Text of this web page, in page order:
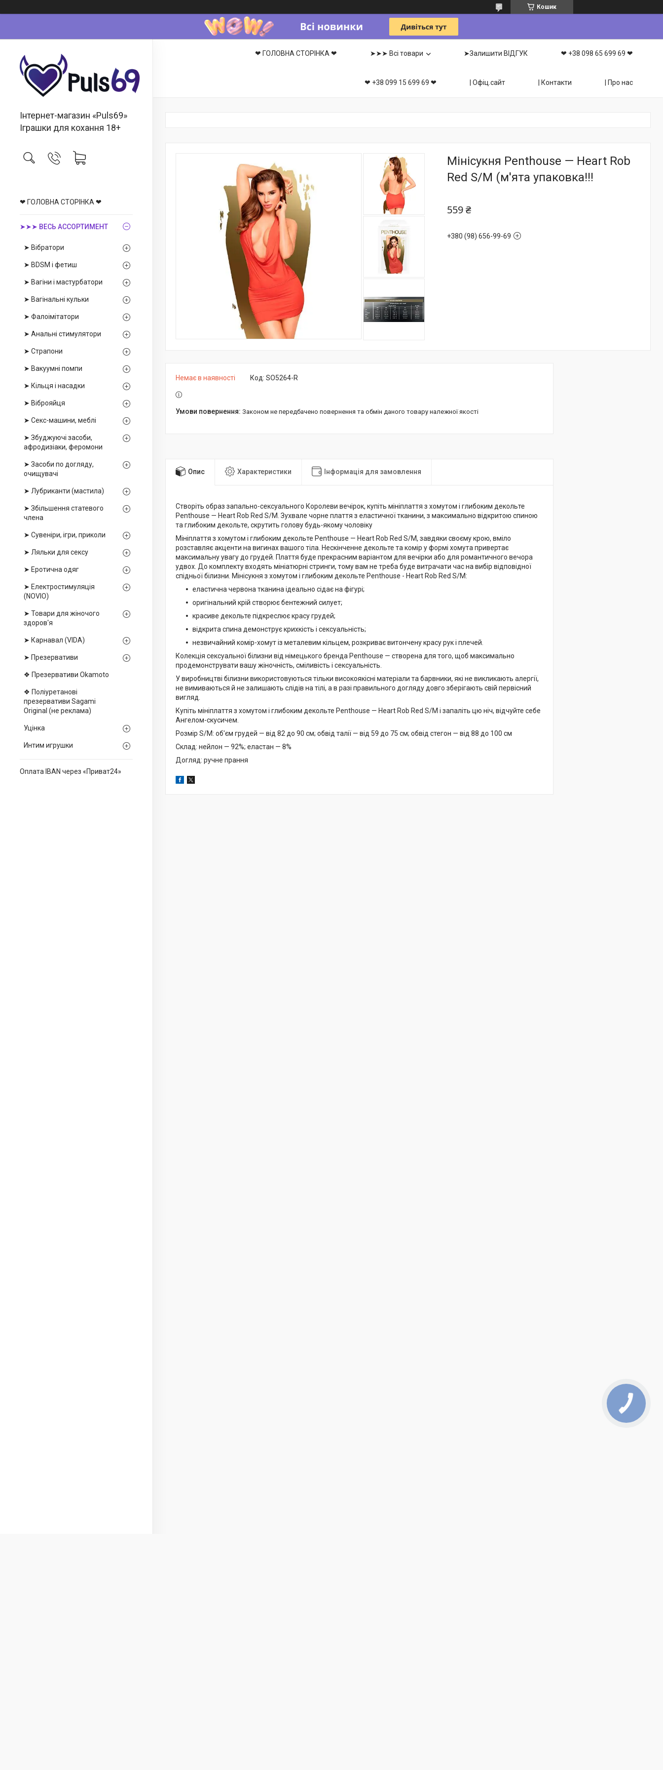
Кошик
Інтернет-магазин «Puls69»
Іграшки для кохання 18+
❤ ГОЛОВНА СТОРІНКА ❤
➤➤➤ ВЕСЬ АССОРТИМЕНТ
➤ Вібратори
➤ BDSM і фетиш
➤ Вагіни і мастурбатори
➤ Вагінальні кульки
➤ Фалоімітатори
➤ Анальні стимулятори
➤ Страпони
➤ Вакуумні помпи
➤ Кільця і насадки
➤ Віброяйця
➤ Секс-машини, меблі
➤ Збуджуючі засоби,
афродизіаки, феромони
➤ Засоби по догляду,
очищувачі
➤ Лубриканти (мастила)
➤ Збільшення статевого
члена
➤ Сувеніри, ігри, приколи
➤ Ляльки для сексу
➤ Еротична одяг
➤ Електростимуляція
(NOVIO)
➤ Товари для жіночого
здоров'я
➤ Карнавал (VIDA)
➤ Презервативи
❖ Презервативи Okamoto
❖ Поліуретанові
презервативи Sagami
Оriginal (не реклама)
Уцінка
Интим игрушки
Оплата IBAN через «Приват24»
❤ ГОЛОВНА СТОРІНКА ❤ ➤➤➤ Всі товари ➤Залишити ВІДГУК ❤ +38 098 65 699 69 ❤
❤ +38 099 15 699 69 ❤ | Офіц.сайт | Контакти | Про нас
Мінісукня Penthouse — Heart Rob
Red S/M (м'ята упаковка!!!
559 ₴
+380 (98) 656-99-69
Немає в наявності Код: SO5264-R
Законом не передбачено повернення та обмін даного товару належної якості
Опис Характеристики Інформація для замовлення
Створіть образ запально-сексуального Королеви вечірок, купіть мініплаття з хомутом і глибоким декольте
Penthouse — Heart Rob Red S/M. Зухвале чорне плаття з еластичної тканини, з максимально відкритою спиною
та глибоким декольте, скрутить голову будь-якому чоловіку
Мініплаття з хомутом і глибоким декольте Penthouse — Heart Rob Red S/M, завдяки своєму крою, вміло
розставляє акценти на вигинах вашого тіла. Нескінченне декольте та комір у формі хомута привертає
максимальну увагу до грудей. Плаття буде прекрасним варіантом для вечірки або для романтичного вечора
удвох. До комплекту входять мініатюрні стринги, тому вам не треба буде витрачати час на вибір відповідної
спідньої білизни. Мінісукня з хомутом і глибоким декольте Penthouse - Heart Rob Red S/M:
еластична червона тканина ідеально сідає на фігурі;
оригінальний крій створює бентежний силует;
красиве декольте підкреслює красу грудей;
відкрита спина демонструє крихкість і сексуальність;
незвичайний комір-хомут із металевим кільцем, розкриває витончену красу рук і плечей.
Колекція сексуальної білизни від німецького бренда Penthouse — створена для того, щоб максимально
продемонструвати вашу жіночність, сміливість і сексуальність.
У виробництві білизни використовуються тільки високоякісні матеріали та барвники, які не викликають алергії,
не вимиваються й не залишають слідів на тілі, а в разі правильного догляду довго зберігають свій первісний
вигляд.
Купіть мініплаття з хомутом і глибоким декольте Penthouse — Heart Rob Red S/M і запаліть цю ніч, відчуйте себе
Ангелом-скусичем.
Розмір S/M: об'єм грудей — від 82 до 90 см; обвід талії — від 59 до 75 см; обвід стегон — від 88 до 100 см
Склад: нейлон — 92%; еластан — 8%
Догляд: ручне прання